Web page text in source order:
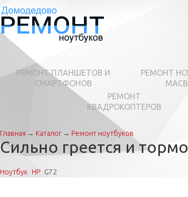
РЕМОНТ ПЛАНШЕТОВ И
СМАРТФОНОВ
РЕМОНТ
РЕМОНТ
КВАДРОКОПТЕРОВ
Вы здесь
Главная → Каталог→ Ремонт ноутбуков
Сильно греется и
Ноутбук HP G72